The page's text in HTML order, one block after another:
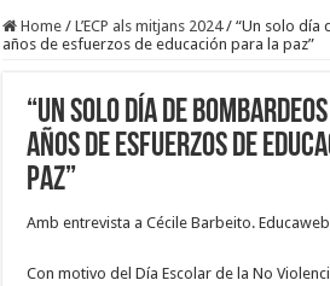
Home / L’ECP als mitjans 2024 / “Un solo día
años de esfuerzos de educación para la paz”
“Un solo día de
años de esfuerzos de
paz”
Amb entrevista a Cécile Barbeito.
Con motivo del Día Escolar de la No